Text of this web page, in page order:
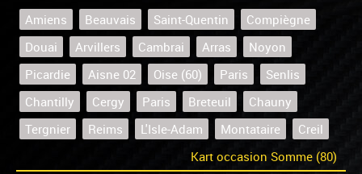
Amiens Beauvais Saint-Quentin
Compiègne
Douai
Arvillers Cambrai Arras
Noyon
Picardie
Aisne 02 Oise (60) Paris
Senlis
Chantilly
Cergy Paris Breteuil
Chauny
Tergnier
Reims L'Isle-Adam Montataire
Creil
Kart occasion Somme (80)